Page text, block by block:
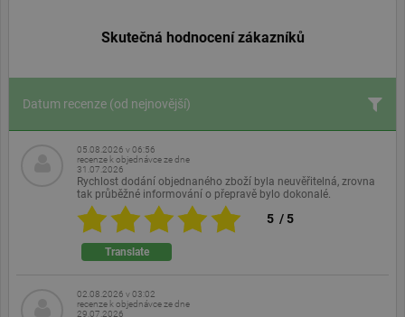
Skutečná hodnocení zákazníků
Datum recenze (od nejnovější)
05.08.2026 v 06:56
recenze k objednávce ze dne
31.07.2026
Rychlost dodání objednaného zboží byla neuvěřitelná, zrovna
tak průběžné informování o přepravě bylo dokonalé.
5 /5
Translate
02.08.2026 v 03:02
recenze k objednávce ze dne
29.07.2026